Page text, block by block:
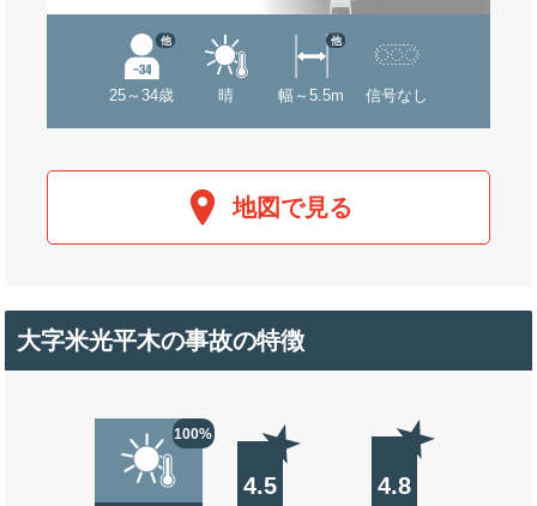
25～34歳
他
晴 幅～5.5m
他
信号なし
地図で見る
大字米光平木の事故の特徴
100%
4.5 4.8